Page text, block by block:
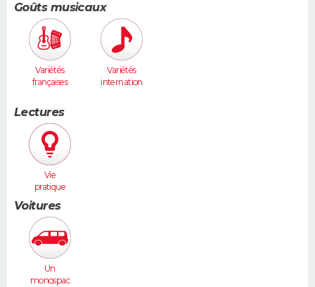
Goûts musicaux
Variétés
françaises
Variétés
internation
Lectures
Vie
pratique
Voitures
Un
monospac